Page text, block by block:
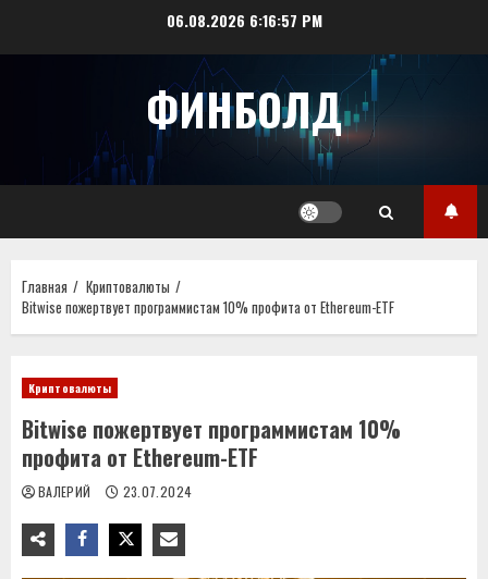
06.08.2026 6:16:57 PM
ФИНБОЛД
Главная
Криптовалюты
Bitwise пожертвует программистам 10% профита от Ethereum-ETF
Криптовалюты
Bitwise пожертвует программистам 10%
профита от Ethereum-ETF
ВАЛЕРИЙ 23.07.2024